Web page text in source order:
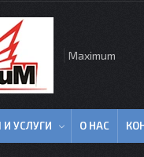
Maximum
УСЛУГИ О НАС